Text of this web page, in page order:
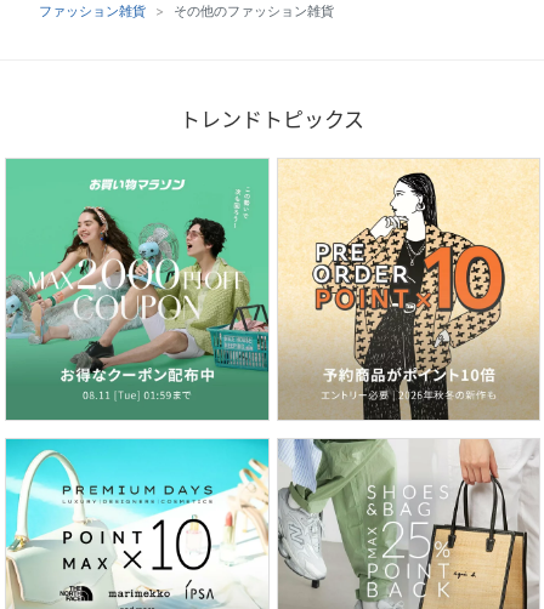
ファッション雑貨
その他のファッション雑貨
トレンドトピックス